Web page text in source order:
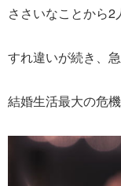
ささいなことから2
すれ違いが続き、
結婚生活最大の危